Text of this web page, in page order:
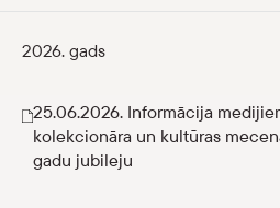
2026. gads
25.06.2026. Informācija
kolekcionāra un kultūras
gadu jubileju